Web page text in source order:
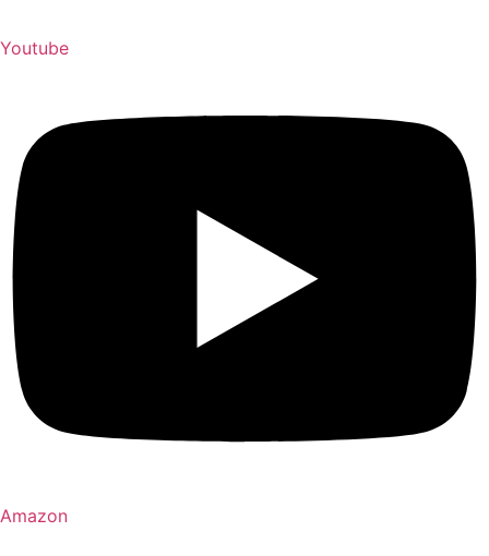
Youtube
Amazon